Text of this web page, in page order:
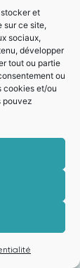
et
sur ce site,
sociaux,
développer
tout ou partie
ou
cookies et/ou
pouvez
sont
à des
dessous :
Zika : de
–